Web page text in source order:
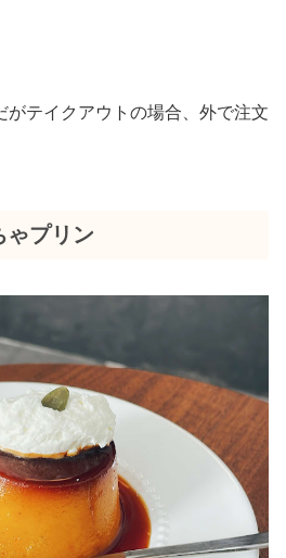
がテイクアウトの場合、外で注文
ゃプリン